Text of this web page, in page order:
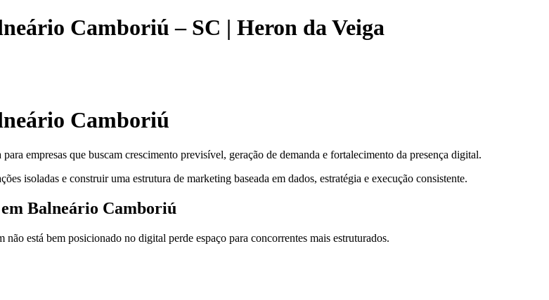
Camboriú – SC | Heron da Veiga
Camboriú
para empresas que buscam crescimento previsível, geração de demanda e fortalecimento da presença digital.
isoladas e construir uma estrutura de marketing baseada em dados, estratégia e execução consistente.
Balneário Camboriú
está bem posicionado no digital perde espaço para concorrentes mais estruturados.